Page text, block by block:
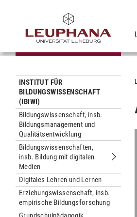
INSTITUT FÜR
BILDUNGSWISSENSCHAFT
(IBIWI)
Bildungswissenschaft, insb.
Bildungsmanagement und
Qualitätsentwicklung
Bildungswissenschaften,
insb. Bildung mit digitalen
Medien
Digitales Lehren und Lernen
Erziehungswissenschaft, insb.
empirische Bildungsforschung